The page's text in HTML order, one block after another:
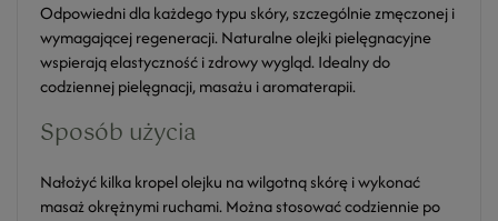
Odpowiedni dla każdego typu skóry, szczególnie zmęczonej i
wymagającej regeneracji. Naturalne olejki pielęgnacyjne
wspierają elastyczność i zdrowy wygląd. Idealny do
codziennej pielęgnacji, masażu i aromaterapii.
Sposób użycia
Nałożyć kilka kropel olejku na wilgotną skórę i wykonać
masaż okrężnymi ruchami. Można stosować codziennie po